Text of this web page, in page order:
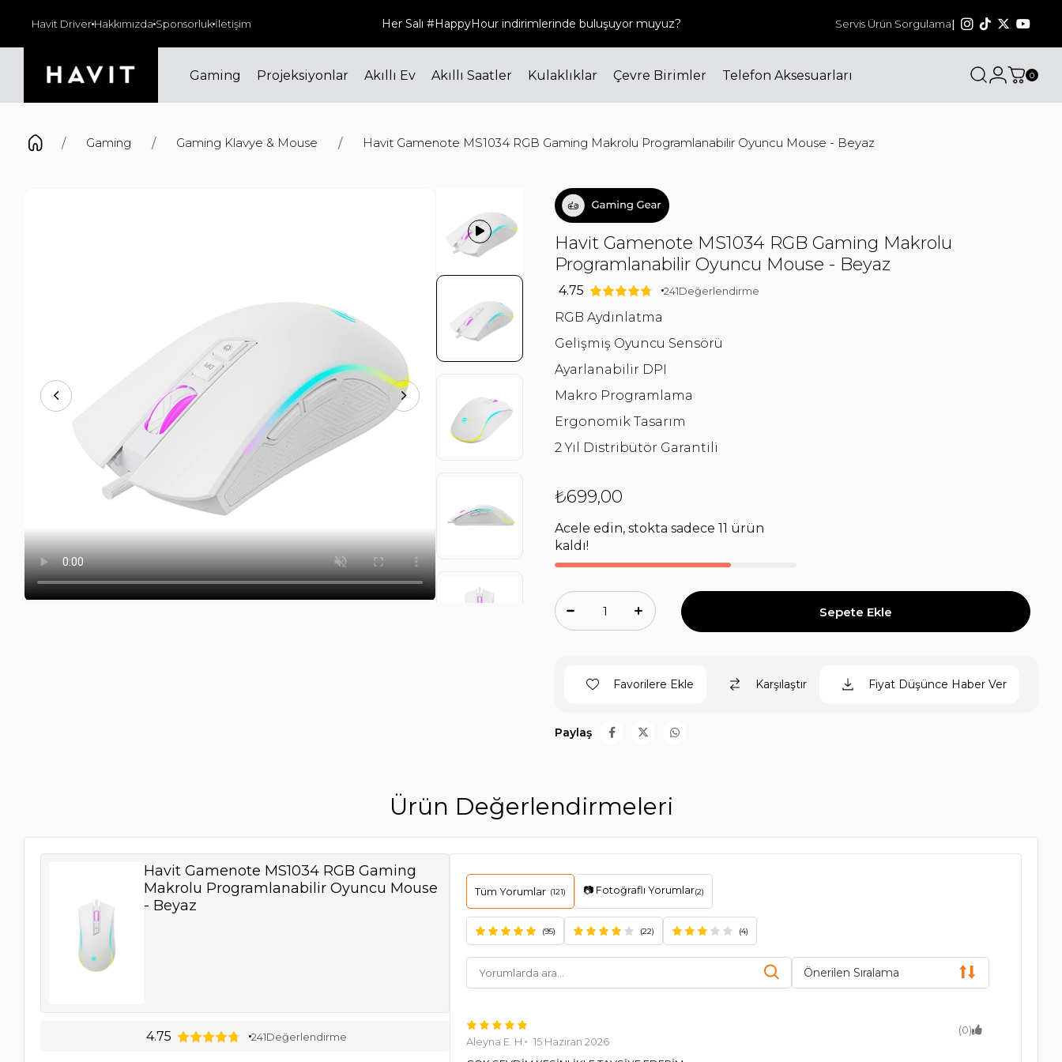
Havit Driver Hakkımızda Sponsorluk İletişim
ve üzeri siparişlerinizde kargo ücretsiz! Her Salı #HappyHour indirimlerinde buluşuyor muyuz? Bizi sosyal medyadan da takip edin!
Servis Ürün Sorgulama|
Gaming Projeksiyonlar Akıllı Ev Akıllı Saatler Kulaklıklar Çevre Birimler Telefon Aksesuarları 0
Gaming Gaming Klavye & Mouse Havit Gamenote MS1034 RGB Gaming Makrolu Programlanabilir Oyuncu Mouse - Beyaz
Havit Gamenote MS1034 RGB Gaming Makrolu
Programlanabilir Oyuncu Mouse - Beyaz
4.75 241Değerlendirme
RGB Aydınlatma
Gelişmiş Oyuncu Sensörü
Ayarlanabilir DPI
Makro Programlama
Ergonomik Tasarım
2 Yıl Distribütör Garantili
₺699,00
Acele edin, stokta sadece 11 ürün
kaldı!
Favorilere Ekle Karşılaştır Fiyat Düşünce Haber Ver
Paylaş
Ürün Değerlendirmeleri
Havit Gamenote MS1034 RGB Gaming
Makrolu Programlanabilir Oyuncu Mouse
- Beyaz
4.75 241Değerlendirme
Tüm Yorumlar (121) 📷 Fotoğraflı Yorumlar(2)
(95) (22) (4)
Önerilen Sıralama
(0)
Aleyna E. H.
15 Haziran 2026